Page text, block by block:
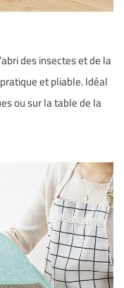
des insectes et de la
et pliable. Idéal
ou sur la table de la